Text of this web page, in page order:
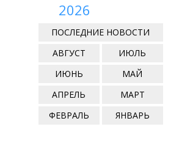
2026
ПОСЛЕДНИЕ НОВОСТИ
АВГУСТ
ИЮЛЬ
ИЮНЬ
МАЙ
АПРЕЛЬ
МАРТ
ФЕВРАЛЬ
ЯНВАРЬ